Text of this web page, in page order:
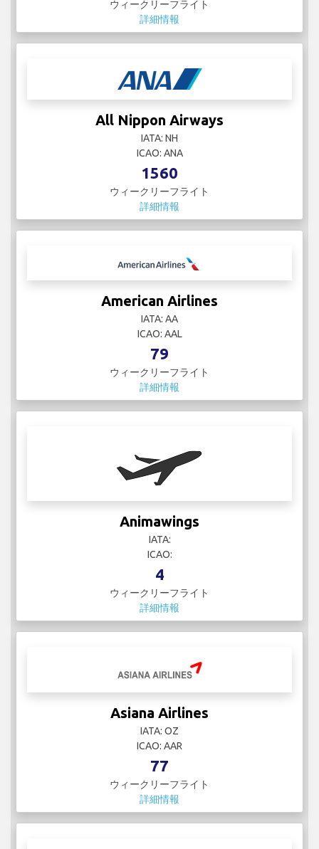
ウィークリーフライト
詳細情報
All Nippon Airways
IATA: NH
ICAO: ANA
1560
ウィークリーフライト
詳細情報
American Airlines
IATA: AA
ICAO: AAL
79
ウィークリーフライト
詳細情報
Animawings
IATA:
ICAO:
4
ウィークリーフライト
詳細情報
Asiana Airlines
IATA: OZ
ICAO: AAR
77
ウィークリーフライト
詳細情報